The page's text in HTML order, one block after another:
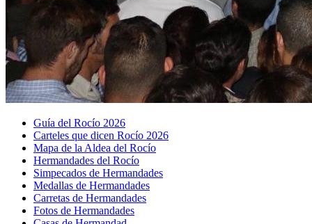
Guía del Rocío 2026
Carteles que dicen Rocío 2026
Mapa de la Aldea del Rocío
Hermandades del Rocío
Simpecados de Hermandades
Medallas de Hermandades
Carretas de Hermandades
Fotos de Hermandades